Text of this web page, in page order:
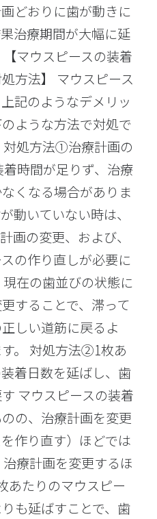
どおりに歯が動きに
治療期間が大幅に延
マウスピースの装着
方法】 マウスピース
記のようなデメリッ
ような方法で対処で
対処方法①治療計画の
時間が足りず、治療
くなる場合がありま
動いていない時は、
画の変更、および、
の作り直しが必要に
在の歯並びの状態に
することで、滞って
しい道筋に戻るよ
。 対処方法②1枚あ
着日数を延ばし、歯
マウスピースの装着
の、治療計画を変更
作り直す）ほどでは
療計画を変更するほ
あたりのマウスピー
も延ばすことで、歯